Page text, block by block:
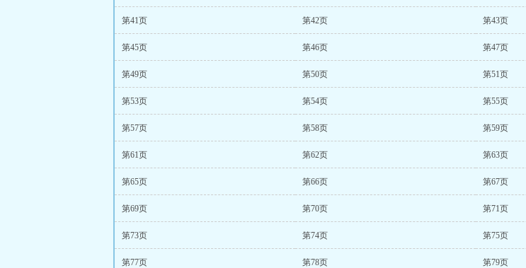
第41页 第42页 第43页
第45页 第46页 第47页
第49页 第50页 第51页
第53页 第54页 第55页
第57页 第58页 第59页
第61页 第62页 第63页
第65页 第66页 第67页
第69页 第70页 第71页
第73页 第74页 第75页
第77页 第78页 第79页